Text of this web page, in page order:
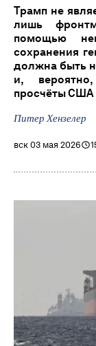
Трамп не
лишь
помощью
сохранения
должна быть
и,
просчёты США
Питер Хензелер
вск 03 мая 2026